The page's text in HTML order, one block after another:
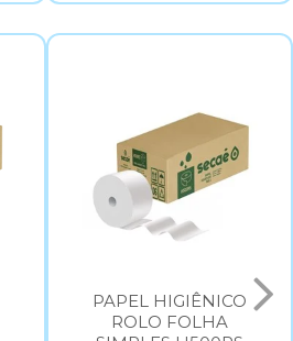
PAPEL HIGIÊNICO
ROLO FOLHA